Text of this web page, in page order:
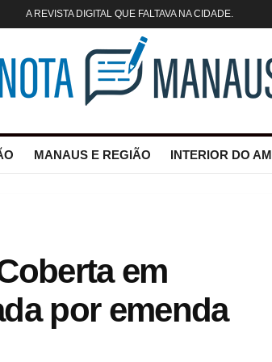
A REVISTA DIGITAL QUE FALTAVA NA CIDADE.
MANAUS E REGIÃO INTERIOR DO AM
em
por emenda